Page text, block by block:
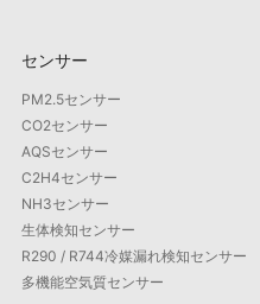
センサー
PM2.5センサー
CO2センサー
AQSセンサー
C2H4センサー
NH3センサー
生体検知センサー
R290 / R744冷媒漏れ検知センサー
多機能空気質センサー